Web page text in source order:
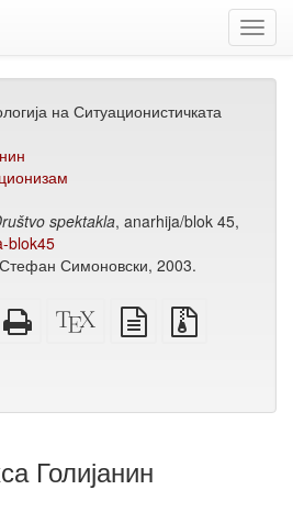
на Ситуационистичката
spektakla, anarhija/blok 45,
blok45
Симоновски, 2003.
Целосен
HTML
XeLaTeX
извор
изворот
Голијанин